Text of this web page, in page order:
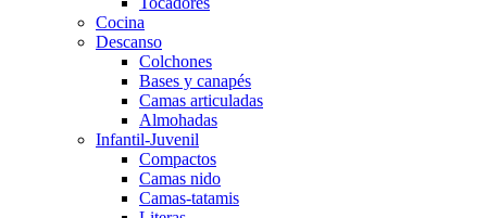
Cocina
Descanso
Colchones
Bases y canapés
Camas articuladas
Almohadas
Infantil-Juvenil
Compactos
Camas nido
Camas-tatamis